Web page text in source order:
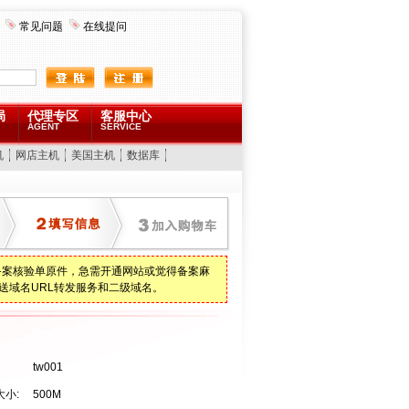
常见问题 在线提问
代理专区
AGENT
客服中心
SERVICE
网店主机 美国主机 数据库
核验单原件，急需开通网站或觉得备案麻
域名URL转发服务和二级域名。
tw001
小: 500M